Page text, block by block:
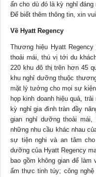
ấn cho dù đó là kỳ nghỉ
Để biết thêm thông tin, xin
Về Hyatt Regency
Thương hiệu Hyatt
thoải mái, thú vị tới du
220 khu đô thị trên hơn 45
khu nghỉ dưỡng thuộc
mặt lý tưởng cho mọi sự
họp kinh doanh hiệu quả,
kỳ nghỉ gia đình tràn đầy
gian nghỉ dưỡng thoải
những nhu cầu khác nhau
sự tiện nghi và an tâm
dưỡng của Hyatt Regency
bao gồm không gian để
ẩm thực tinh túy; công